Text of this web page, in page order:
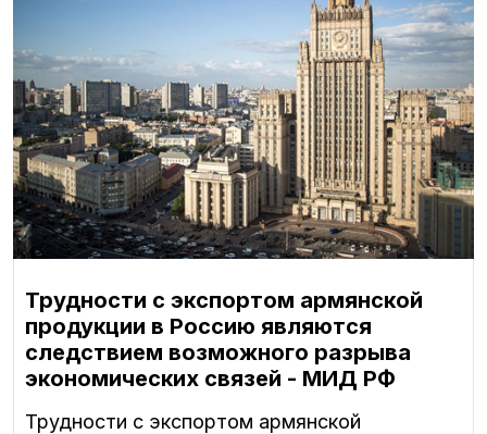
Трудности с экспортом армянской
продукции в Россию являются
следствием возможного разрыва
экономических связей - МИД РФ
Трудности с экспортом армянской